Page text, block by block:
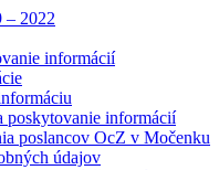
– 2022
informácií
poskytovanie informácií
poslancov OcZ v Močenku
údajov